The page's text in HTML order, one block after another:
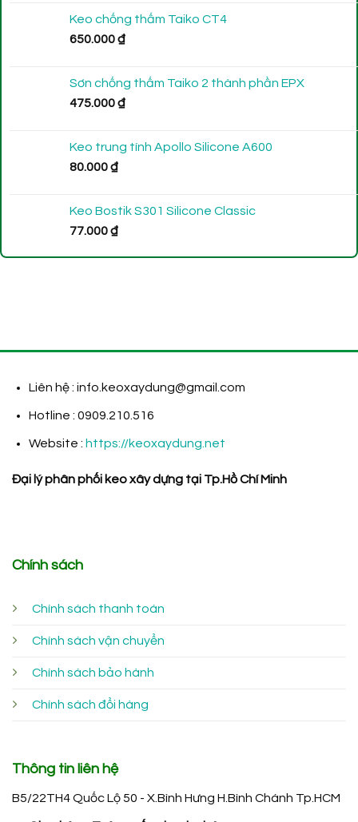
Keo chống thấm Taiko CT4
650.000₫
Sơn chống thấm Taiko 2 thành phần EPX
475.000₫
Keo trung tính Apollo Silicone A600
80.000₫
Keo Bostik S301 Silicone Classic
77.000₫
Liên hệ : info.keoxaydung@gmail.com
Hotline : 0909.210.516
Website : https://keoxaydung.net
Đại lý phân phối keo xây dựng tại Tp.Hồ Chí Minh
Chính sách
Chính sách thanh toán
Chính sách vận chuyển
Chính sách bảo hành
Chính sách đổi hàng
Thông tin liên hệ
B5/22TH4 Quốc Lộ 50 - X.Bình Hưng H.Bình Chánh Tp.HCM